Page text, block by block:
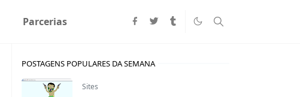
Parcerias
POSTAGENS POPULARES DA SEMANA
Sites